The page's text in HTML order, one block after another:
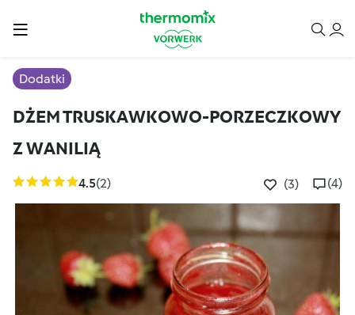
Dodatki
DŻEM TRUSKAWKOWO-PORZECZKOWY
Z WANILIĄ
4.5(2) (3) (4)